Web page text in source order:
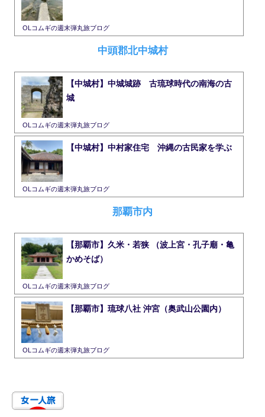
OLコムギの週末弾丸旅ブログ
中頭郡北中城村
【中城村】中城城跡 古琉球時代の南海の古
城
OLコムギの週末弾丸旅ブログ
【中城村】中村家住宅 沖縄の古民家を学ぶ
OLコムギの週末弾丸旅ブログ
那覇市内
【那覇市】久米・若狭 （波上宮・孔子廟・亀
かめそば）
OLコムギの週末弾丸旅ブログ
【那覇市】琉球八社 沖宮（奥武山公園内）
OLコムギの週末弾丸旅ブログ